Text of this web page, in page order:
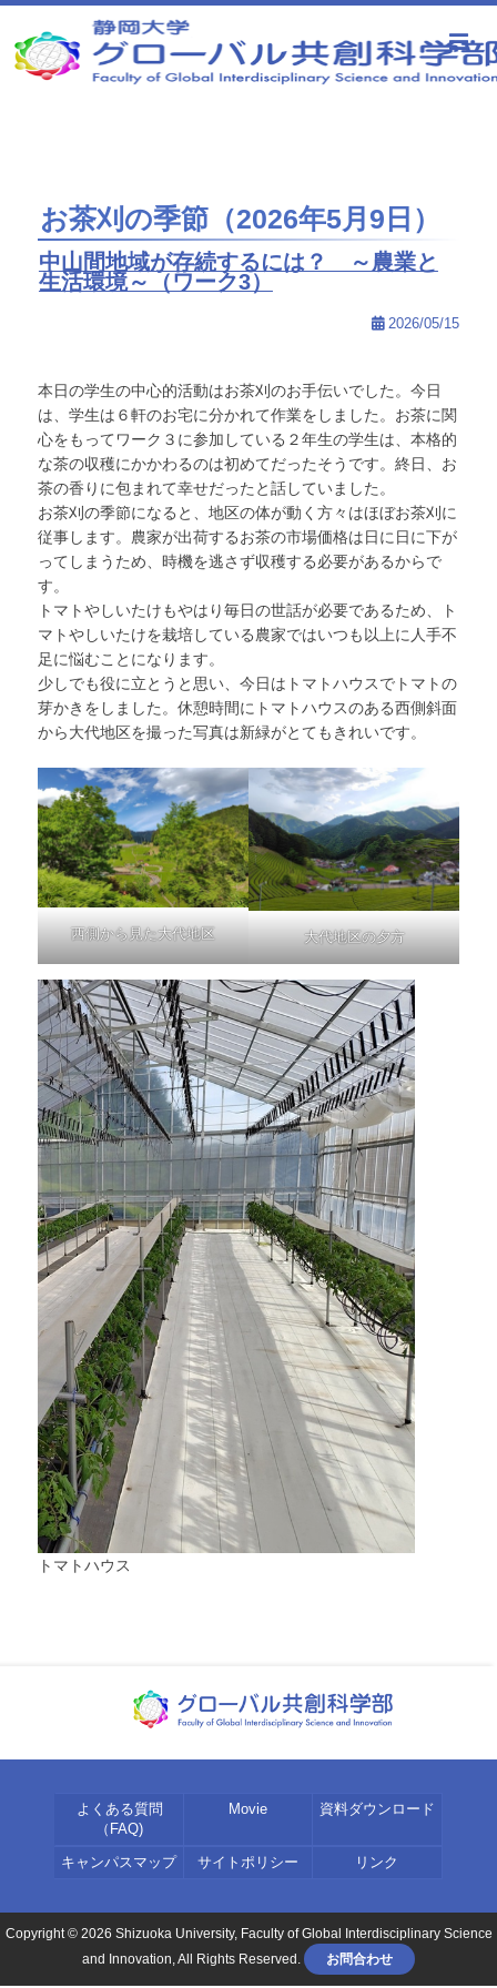
お茶刈の季節（2026年5月9日）
中山間地域が存続するには？ ～農業と
生活環境～（ワーク3）
2026/05/15
本日の学生の中心的活動はお茶刈のお手伝いでした。今日
は、学生は６軒のお宅に分かれて作業をしました。お茶に関
心をもってワーク３に参加している２年生の学生は、本格的
な茶の収穫にかかわるのは初めてだったそうです。終日、お
茶の香りに包まれて幸せだったと話していました。
お茶刈の季節になると、地区の体が動く方々はほぼお茶刈に
従事します。農家が出荷するお茶の市場価格は日に日に下が
ってしまうため、時機を逃さず収穫する必要があるからで
す。
トマトやしいたけもやはり毎日の世話が必要であるため、ト
マトやしいたけを栽培している農家ではいつも以上に人手不
足に悩むことになります。
少しでも役に立とうと思い、今日はトマトハウスでトマトの
芽かきをしました。休憩時間にトマトハウスのある西側斜面
から大代地区を撮った写真は新緑がとてもきれいです。
西側から見た大代地区 大代地区の夕方
トマトハウス
よくある質問
（FAQ)
Movie 資料ダウンロード
キャンパスマップ サイトポリシー リンク
Copyright © 2026 Shizuoka University, Faculty of Global Interdisciplinary Science
and Innovation, All Rights Reserved.
お問合わせ